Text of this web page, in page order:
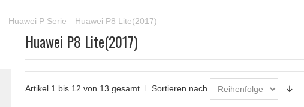
Huawei P Serie Huawei P8 Lite(2017)
Huawei P8 Lite(2017)
Artikel 1 bis 12 von 13 gesamt Sortieren nach